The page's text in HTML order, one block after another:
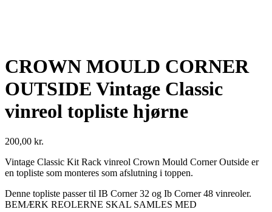
CROWN MOULD CORNER
OUTSIDE Vintage Classic
vinreol topliste hjørne
200,00 kr.
Vintage Classic Kit Rack vinreol Crown Mould Corner Outside er
en topliste som monteres som afslutning i toppen.
Denne topliste passer til IB Corner 32 og Ib Corner 48 vinreoler.
BEMÆRK REOLERNE SKAL SAMLES MED